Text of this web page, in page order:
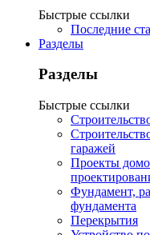
Быстрые ссылки
Последние
Разделы
Разделы
Быстрые ссылки
гаражей
Проекты
Фундамент,
фундамента
Перекрытия